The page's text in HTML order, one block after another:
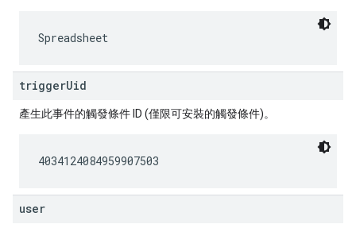
Spreadsheet
triggerUid
產生此事件的觸發條件 ID (僅限可安裝的觸發條件)。
4034124084959907503
user